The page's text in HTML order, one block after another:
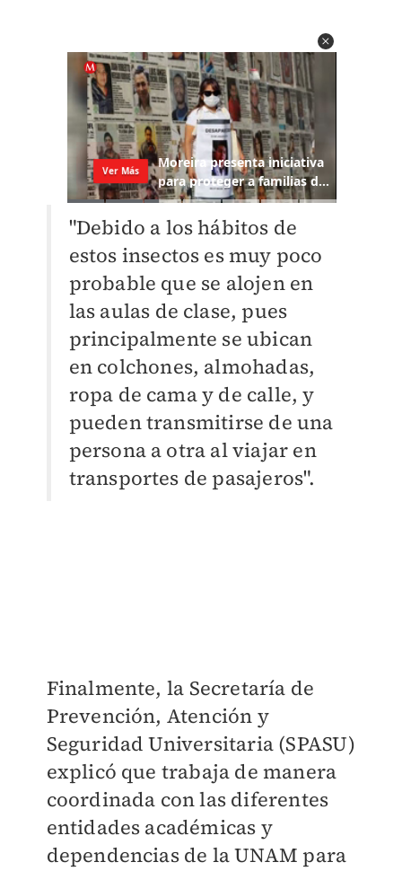
"Debido a los hábitos de
estos insectos es muy poco
probable que se alojen en
las aulas de clase, pues
principalmente se ubican
en colchones, almohadas,
ropa de cama y de calle, y
pueden transmitirse de una
persona a otra al viajar en
transportes de pasajeros".
Finalmente, la Secretaría de
Prevención, Atención y
Seguridad Universitaria (SPASU)
explicó que trabaja de manera
coordinada con las diferentes
entidades académicas y
dependencias de la UNAM para